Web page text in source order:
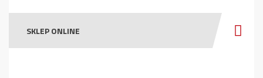
SKLEP ONLINE